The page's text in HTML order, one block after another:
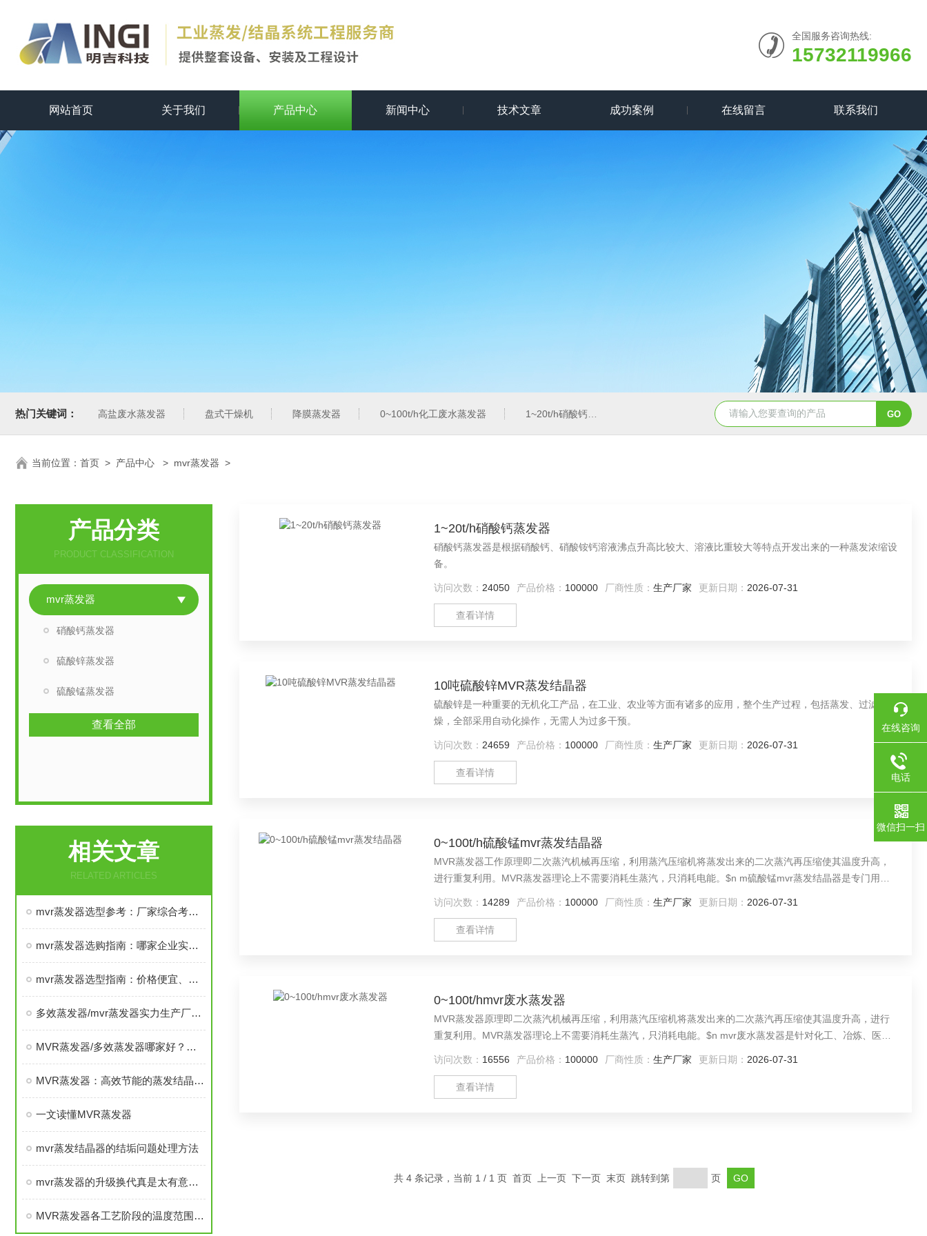
全国服务咨询热线:
15732119966
网站首页 关于我们 产品中心 新闻中心 技术文章 成功案例 在线留言 联系我们
热门关键词： 高盐废水蒸发器 盘式干燥机 降膜蒸发器 0~100t/h化工废水蒸发器 1~20t/h硝酸钙蒸发器 MVR-FC强制循环蒸发器 oslo冷却结晶器
当前位置： 首页 > 产品中心 > mvr蒸发器 >
产品分类
PRODUCT CLASSIFICATION
mvr蒸发器
硝酸钙蒸发器
硫酸锌蒸发器
硫酸锰蒸发器
查看全部
相关文章
RELATED ARTICLES
mvr蒸发器选型参考：厂家综合考察要点及产品品类汇总
mvr蒸发器选购指南：哪家企业实力雄厚，设备品质佳且售后服务完善
mvr蒸发器选型指南：价格便宜、性能优异、质量稳定、口碑销量双高厂家
多效蒸发器/mvr蒸发器实力生产厂家推荐，行业头部企业盘点
MVR蒸发器/多效蒸发器哪家好？河北明吉化工全维度测评
MVR蒸发器：高效节能的蒸发结晶新选择
一文读懂MVR蒸发器
mvr蒸发结晶器的结垢问题处理方法
mvr蒸发器的升级换代真是太有意义了
MVR蒸发器各工艺阶段的温度范围该怎么设置？
1~20t/h硝酸钙蒸发器
硝酸钙蒸发器是根据硝酸钙、硝酸铵钙溶液沸点升高比较大、溶液比重较大等特点开发出来的一种蒸发浓缩设
备。
访问次数： 24050 产品价格： 100000 厂商性质： 生产厂家 更新日期： 2026-07-31
查看详情
10吨硫酸锌MVR蒸发结晶器
硫酸锌是一种重要的无机化工产品，在工业、农业等方面有诸多的应用，整个生产过程，包括蒸发、过滤、干
燥，全部采用自动化操作，无需人为过多干预。
访问次数： 24659 产品价格： 100000 厂商性质： 生产厂家 更新日期： 2026-07-31
查看详情
0~100t/h硫酸锰mvr蒸发结晶器
MVR蒸发器工作原理即二次蒸汽机械再压缩，利用蒸汽压缩机将蒸发出来的二次蒸汽再压缩使其温度升高，
进行重复利用。MVR蒸发器理论上不需要消耗生蒸汽，只消耗电能。$n m硫酸锰mvr蒸发结晶器是专门用于
访问次数： 14289 产品价格： 100000 厂商性质： 生产厂家 更新日期： 2026-07-31
查看详情
0~100t/hmvr废水蒸发器
MVR蒸发器原理即二次蒸汽机械再压缩，利用蒸汽压缩机将蒸发出来的二次蒸汽再压缩使其温度升高，进行
重复利用。MVR蒸发器理论上不需要消耗生蒸汽，只消耗电能。$n mvr废水蒸发器是针对化工、冶炼、医药
访问次数： 16556 产品价格： 100000 厂商性质： 生产厂家 更新日期： 2026-07-31
查看详情
共 4 条记录，当前 1 / 1 页 首页 上一页 下一页 末页 跳转到第 页
在线咨询
电话
微信扫一扫